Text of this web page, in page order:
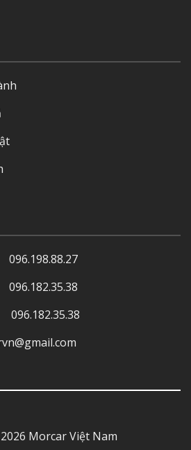
096.198.88.27
096.182.35.38
096.182.35.38
Morcar Việt Nam